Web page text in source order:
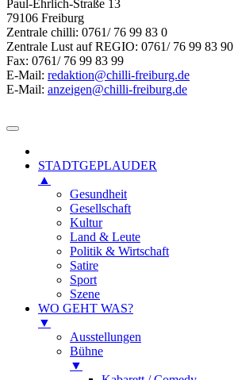
Paul-Ehrlich-Straße 13
79106 Freiburg
Zentrale chilli: 0761/ 76 99 83 0
Zentrale Lust auf REGIO: 0761/ 76 99 83 90
Fax: 0761/ 76 99 83 99
E-Mail: redaktion@chilli-freiburg.de
E-Mail: anzeigen@chilli-freiburg.de
STADTGEPLAUDER
▲
Gesundheit
Gesellschaft
Kultur
Land & Leute
Politik & Wirtschaft
Satire
Sport
Szene
WO GEHT WAS?
▼
Ausstellungen
Bühne
▼